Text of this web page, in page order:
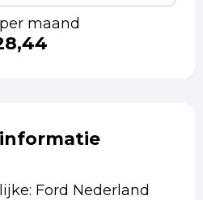
maand
Ford Nederland